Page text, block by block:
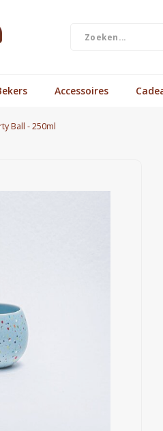
Accessoires
Ball - 250ml